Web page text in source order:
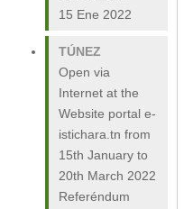
15 Ene 2022
TÚNEZ
Open via
Internet at the
Website portal e-
istichara.tn from
15th January to
20th March 2022
Referéndum